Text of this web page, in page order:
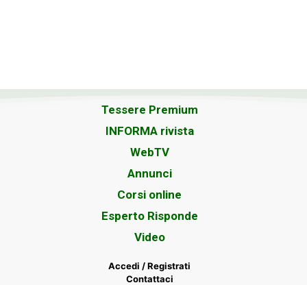
Tessere Premium
INFORMA rivista
WebTV
Annunci
Corsi online
Esperto Risponde
Video
Accedi / Registrati
Contattaci